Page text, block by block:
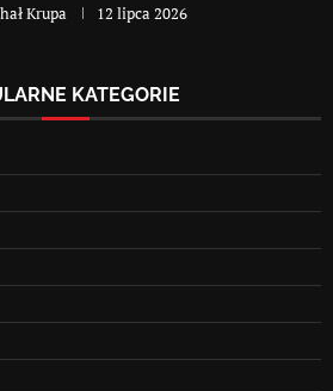
Krupa 12 lipca 2026
KATEGORIE